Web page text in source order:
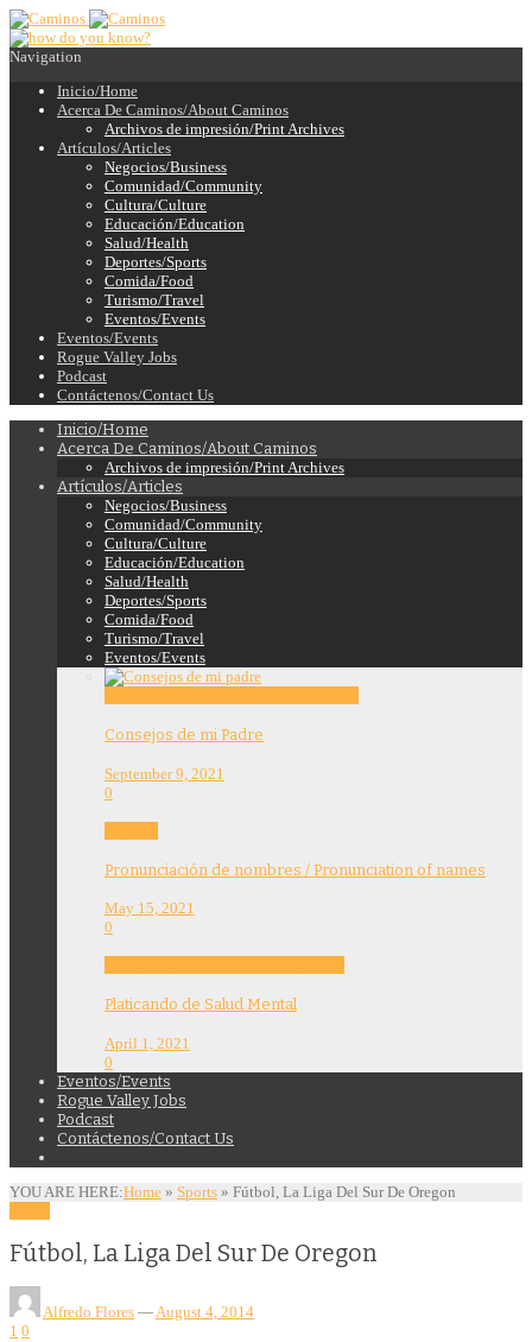
Navigation
Inicio/Home
Acerca De Caminos/About Caminos
Archivos de impresión/Print Archives
Artículos/Articles
Negocios/Business
Comunidad/Community
Cultura/Culture
Educación/Education
Salud/Health
Deportes/Sports
Comida/Food
Turismo/Travel
Eventos/Events
Eventos/Events
Rogue Valley Jobs
Podcast
Contáctenos/Contact Us
Inicio/Home
Acerca De Caminos/About Caminos
Archivos de impresión/Print Archives
Artículos/Articles
Negocios/Business
Comunidad/Community
Cultura/Culture
Educación/Education
Salud/Health
Deportes/Sports
Comida/Food
Turismo/Travel
Eventos/Events
Consejos de mi Padre
September 9, 2021
0
Pronunciación de nombres / Pronunciation of names
May 15, 2021
0
Platicando de Salud Mental
April 1, 2021
0
Eventos/Events
Rogue Valley Jobs
Podcast
Contáctenos/Contact Us
YOU ARE HERE:Home » Sports » Fútbol, La Liga Del Sur De Oregon
Fútbol, La Liga Del Sur De Oregon
Alfredo Flores —August 4, 2014
1 0